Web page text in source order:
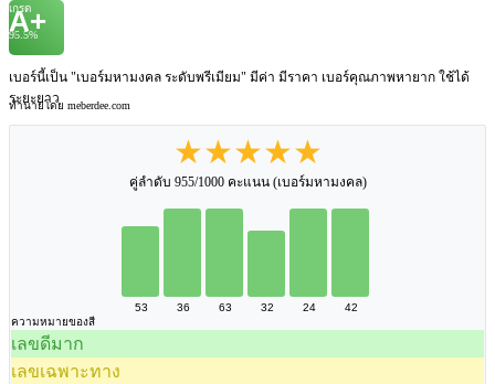
เกรด
A+
95.5%
เบอร์นี้เป็น "เบอร์มหามงคล ระดับพรีเมียม" มีค่า มีราคา เบอร์คุณภาพหายาก ใช้ได้
ระยะยาว
ทำนายโดย meberdee.com
★★★★★
คู่ลำดับ 955/1000 คะแนน (เบอร์มหามงคล)
53 36 63 32 24
42
ความหมายของสี
เลขดีมาก
เลขเฉพาะทาง